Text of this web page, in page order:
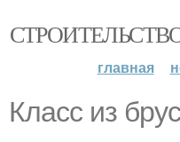
главная
Класс из